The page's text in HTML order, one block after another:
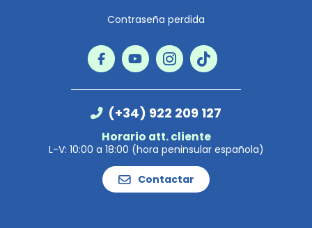
Contraseña perdida
(+34) 922 209 127
Horario att. cliente
L-V: 10:00 a 18:00 (hora peninsular española)
Contactar